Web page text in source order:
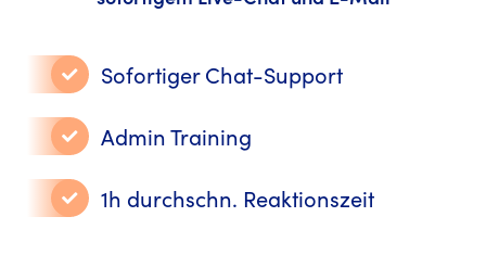
Sofortiger Chat-Support
Admin Training
1h durchschn. Reaktionszeit